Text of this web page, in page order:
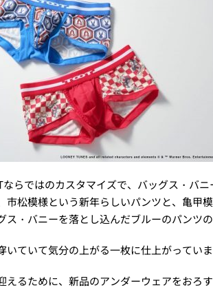
らではのカスタマイズで、バッグス・バ
市松模様という新年らしいパンツと、亀甲
・バニーを落とし込んだブルーのパンツの
いていて気分の上がる一枚に仕上がっていま
えるために、新品のアンダーウェアをおろ